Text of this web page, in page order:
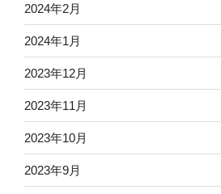
2024年2月
2024年1月
2023年12月
2023年11月
2023年10月
2023年9月